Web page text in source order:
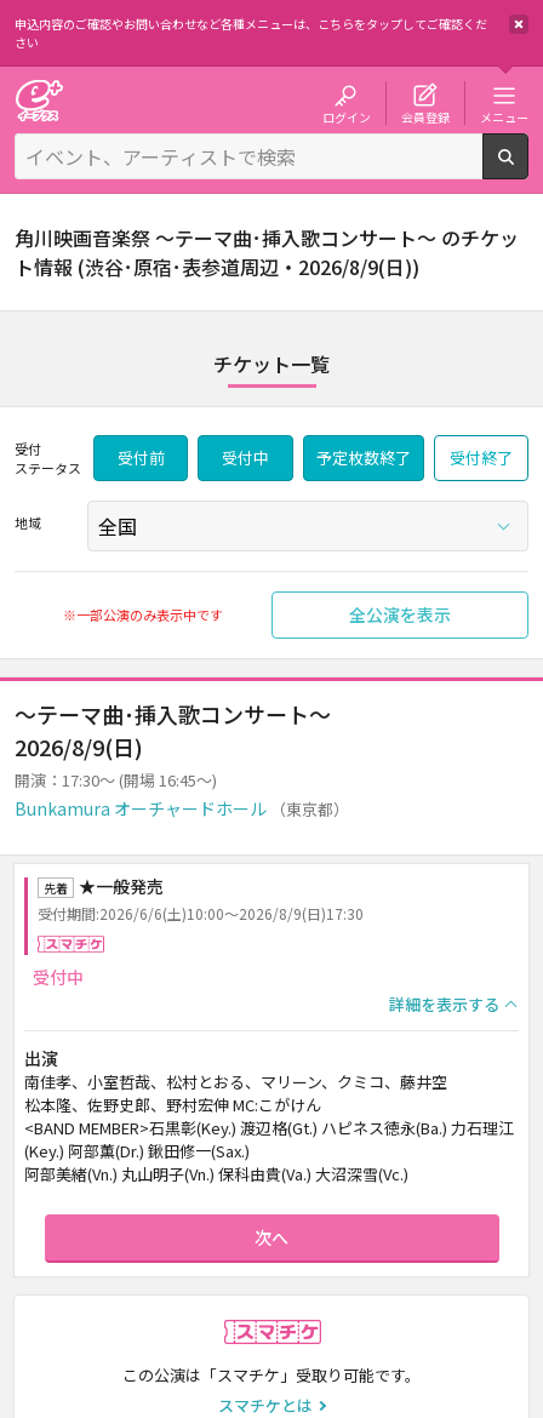
申込内容のご確認やお問い合わせなど各種メニューは、 こちらをタップしてご確認くだ
さい
ログイン 会員登録 メニュー
角川映画音楽祭 ～テーマ曲･挿入歌コンサート～ のチケッ
ト情報 (渋谷･原宿･表参道周辺・2026/8/9(日))
チケット一覧
受付
ステータス
受付前 受付中 予定枚数終了 受付終了
地域
※一部公演のみ表示中です 全公演を表示
～テーマ曲･挿入歌コンサート～
2026/8/9(日)
開演：17:30～ (開場 16:45～)
Bunkamura オーチャードホール （東京都）
先着 ★一般発売
受付期間:2026/6/6(土)10:00～2026/8/9(日)17:30
受付中
詳細を表示する
出演
南佳孝、小室哲哉、松村とおる、マリーン、クミコ、藤井空
松本隆、佐野史郎、野村宏伸 MC:こがけん
<BAND MEMBER>石黒彰(Key.) 渡辺格(Gt.) ハピネス徳永(Ba.) 力石理江
(Key.) 阿部薫(Dr.) 鍬田修一(Sax.)
阿部美緒(Vn.) 丸山明子(Vn.) 保科由貴(Va.) 大沼深雪(Vc.)
次へ
この公演は「スマチケ」受取り可能です。
スマチケとは